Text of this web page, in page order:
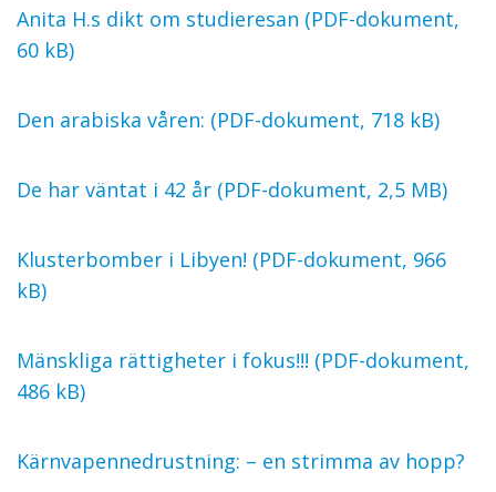
Anita H.s dikt om studieresan (PDF-dokument,
60 kB)
Den arabiska våren: (PDF-dokument, 718 kB)
De har väntat i 42 år (PDF-dokument, 2,5 MB)
Klusterbomber i Libyen! (PDF-dokument, 966
kB)
Mänskliga rättigheter i fokus!!! (PDF-dokument,
486 kB)
Kärnvapennedrustning: – en strimma av hopp?